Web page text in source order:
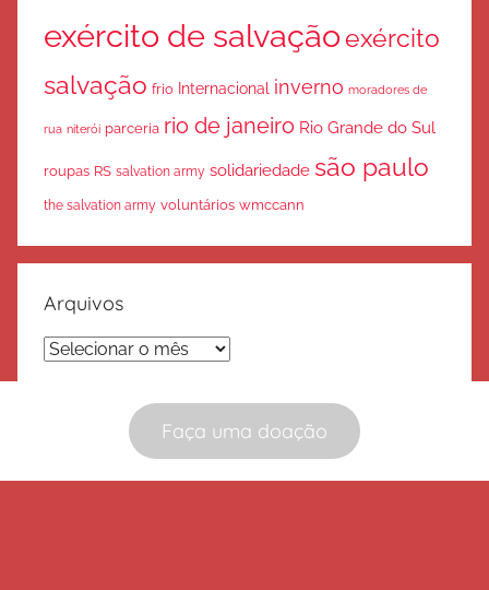
Faça uma doação
exército de salvaçãoexército
salvação frio Internacional inverno moradores de
rua niterói parceria rio de janeiro Rio Grande do Sul
roupas RS salvation army solidariedade são paulo
the salvation army voluntários wmccann
Arquivos
Arquivos